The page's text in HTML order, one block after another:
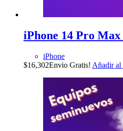
iPhone 14 Pro Max
iPhone
$16,302Envio Gratis! Añadir al